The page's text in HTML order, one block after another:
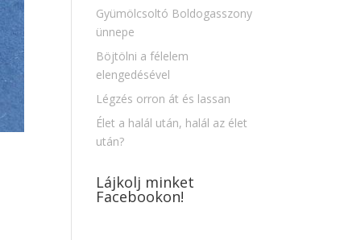
Gyümölcsoltó Boldogasszony
ünnepe
Böjtölni a félelem
elengedésével
Légzés orron át és lassan
Élet a halál után, halál az élet
után?
Lájkolj minket
Facebookon!